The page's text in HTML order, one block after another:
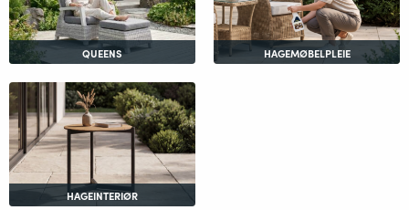
QUEENS HAGEMØBELPLEIE
HAGEINTERIØR